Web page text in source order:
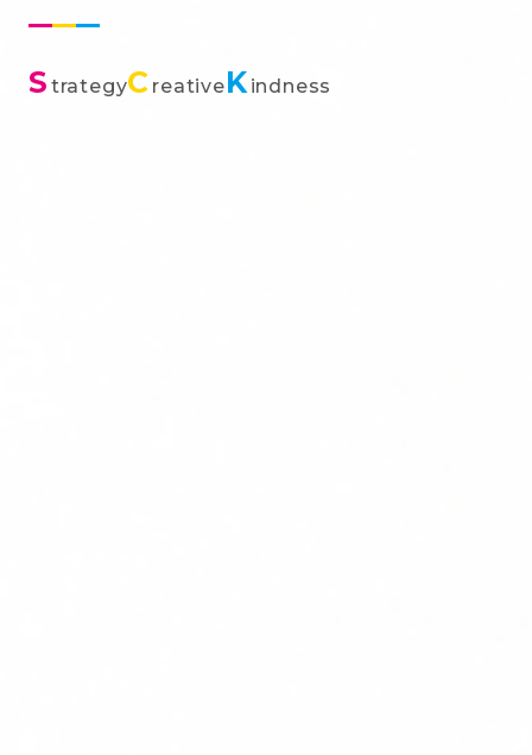
S trategyC reativeKindness